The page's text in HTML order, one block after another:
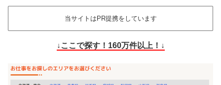
当サイトはPR提携をしています
↓ここで探す！160万件以上！↓